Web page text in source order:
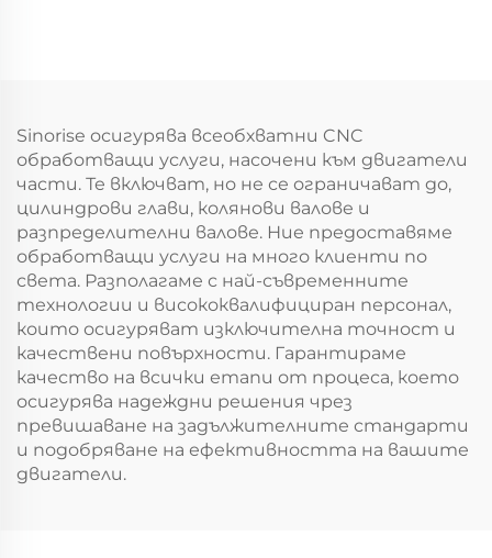
Sinorise осигурява всеобхватни CNC
обработващи услуги, насочени към двигатели
части. Те включват, но не се ограничават до,
цилиндрови глави, колянови валове и
разпределителни валове. Ние предоставяме
обработващи услуги на много клиенти по
света. Разполагаме с най-съвременните
технологии и висококвалифициран персонал,
които осигуряват изключителна точност и
качествени повърхности. Гарантираме
качество на всички етапи от процеса, което
осигурява надеждни решения чрез
превишаване на задължителните стандарти
и подобряване на ефективността на вашите
двигатели.